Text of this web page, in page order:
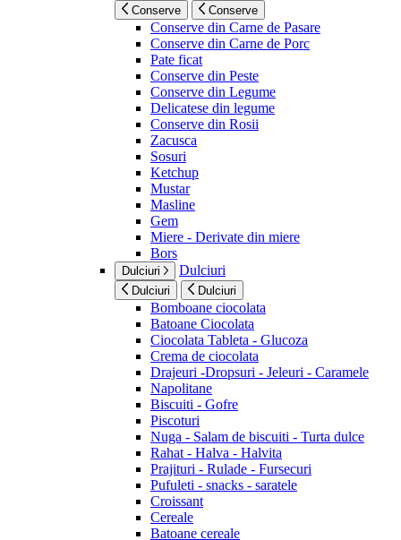
Conserve Conserve
Conserve din Carne de Pasare
Conserve din Carne de Porc
Pate ficat
Conserve din Peste
Conserve din Legume
Delicatese din legume
Conserve din Rosii
Zacusca
Sosuri
Ketchup
Mustar
Masline
Gem
Miere - Derivate din miere
Bors
Dulciuri Dulciuri
Dulciuri Dulciuri
Bomboane ciocolata
Batoane Ciocolata
Ciocolata Tableta - Glucoza
Crema de ciocolata
Drajeuri -Dropsuri - Jeleuri - Caramele
Napolitane
Biscuiti - Gofre
Piscoturi
Nuga - Salam de biscuiti - Turta dulce
Rahat - Halva - Halvita
Prajituri - Rulade - Fursecuri
Pufuleti - snacks - saratele
Croissant
Cereale
Batoane cereale